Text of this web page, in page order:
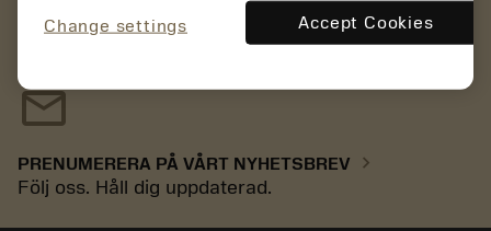
Beställ, se priser och kontrollera
verktygstillgänglighet
mail
PRENUMERERA PÅ VÅRT NYHETSBREV chevron_right
Följ oss. Håll dig uppdaterad.
Change settings Accept Cookies